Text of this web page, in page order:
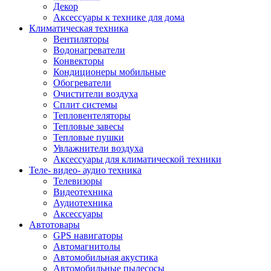
Декор
Аксессуары к технике для дома
Климатическая техника
Вентиляторы
Водонагреватели
Конвекторы
Кондиционеры мобильные
Обогреватели
Очистители воздуха
Сплит системы
Тепловентеляторы
Тепловые завесы
Тепловые пушки
Увлажнители воздуха
Аксессуары для климатической техники
Теле- видео- аудио техника
Телевизоры
Видеотехника
Аудиотехника
Аксессуары
Автотовары
GPS навигаторы
Автомагнитолы
Автомобильная акустика
Автомобильные пылесосы